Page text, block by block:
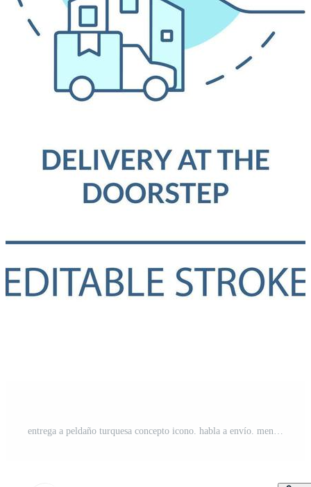
entrega a peldaño turquesa concepto icono. habla a envío. mensajero servicios resumen idea Delgado línea ilustración. aislado contorno dibujo. editable carrera Vector Pro